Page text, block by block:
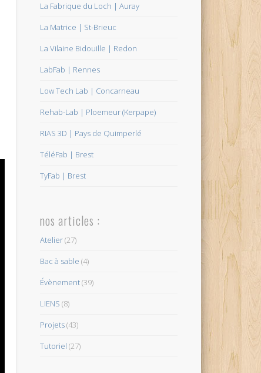
La Fabrique du Loch | Auray
La Matrice | St-Brieuc
La Vilaine Bidouille | Redon
LabFab | Rennes
Low Tech Lab | Concarneau
Rehab-Lab | Ploemeur (Kerpape)
RIAS 3D | Pays de Quimperlé
TéléFab | Brest
TyFab | Brest
nos articles :
Atelier(27)
Bac à sable (4)
Évènement(39)
LIENS (8)
Projets(43)
Tutoriel (27)